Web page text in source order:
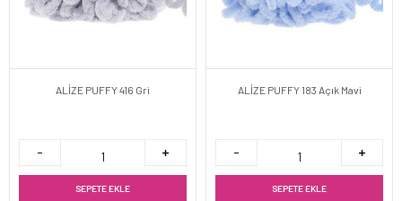
ALİZE PUFFY 416 Gri
SEPETE EKLE
ALİZE PUFFY 183 Açık Mavi
SEPETE EKLE